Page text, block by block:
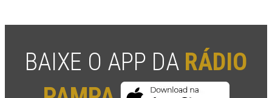
BAIXE O APP DA RÁDIO